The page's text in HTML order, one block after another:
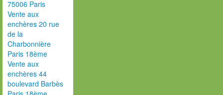
75006 Paris
Vente aux
enchères 20 rue
de la
Charbonnière
Paris 18ème
Vente aux
enchères 44
boulevard Barbès